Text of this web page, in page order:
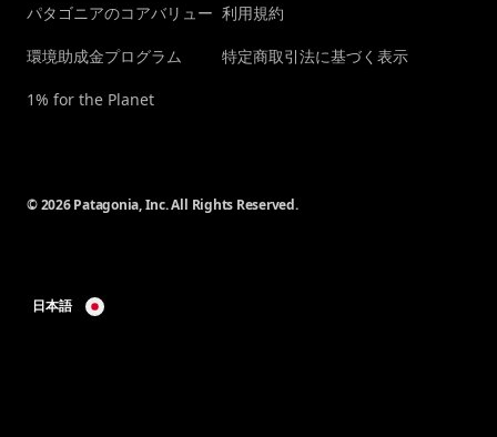
パタゴニアのコアバリュー
環境助成金プログラム
1% for the Planet
利用規約
特定商取引法に基づく表示
© 2026 Patagonia, Inc. All Rights Reserved.
日本語